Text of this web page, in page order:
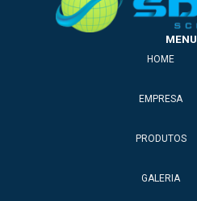
Simulador médico para estudo
Simulador médico para faculdades
Simulador médico para laboratórios
MENU
HOME
EMPRESA
PRODUTOS
GALERIA